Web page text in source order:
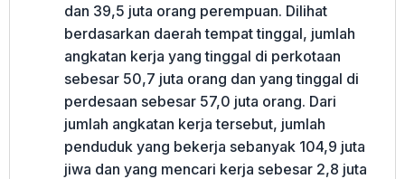
dan 39,5 juta orang perempuan. Dilihat
berdasarkan daerah tempat tinggal, jumlah
angkatan kerja yang tinggal di perkotaan
sebesar 50,7 juta orang dan yang tinggal di
perdesaan sebesar 57,0 juta orang. Dari
jumlah angkatan kerja tersebut, jumlah
penduduk yang bekerja sebanyak 104,9 juta
jiwa dan yang mencari kerja sebesar 2,8 juta